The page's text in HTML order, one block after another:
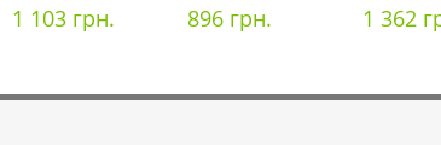
1 103 грн. 896 грн. 1 362